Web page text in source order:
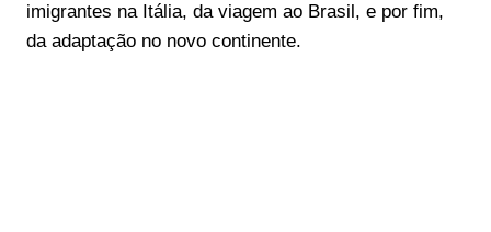
imigrantes na Itália, da viagem ao Brasil, e por fim,
da adaptação no novo continente.